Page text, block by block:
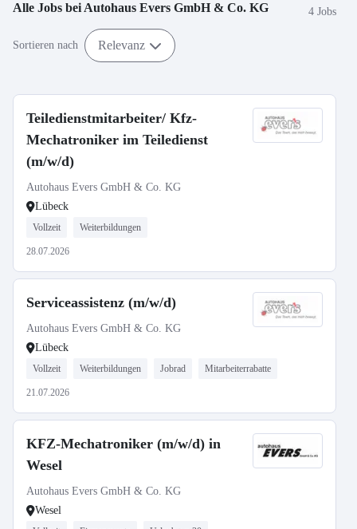
Alle Jobs bei Autohaus Evers GmbH & Co. KG 4 Jobs
Sortieren nach Relevanz
Teiledienstmitarbeiter/ Kfz-
Mechatroniker im Teiledienst
(m/w/d)
Autohaus Evers GmbH & Co. KG
Lübeck
Vollzeit Weiterbildungen
28.07.2026
Serviceassistenz (m/w/d)
Autohaus Evers GmbH & Co. KG
Lübeck
Vollzeit Weiterbildungen Jobrad Mitarbeiterrabatte
21.07.2026
KFZ-Mechatroniker (m/w/d) in
Wesel
Autohaus Evers GmbH & Co. KG
Wesel